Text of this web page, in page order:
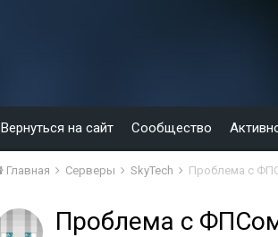
Вернуться на сайт Сообщество
Главная Серверы SkyTech Проблема с
Проблема с